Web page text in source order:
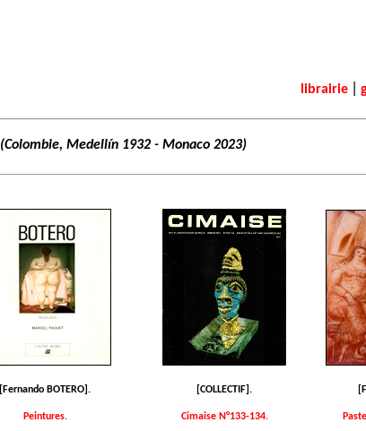
librairie
(Colombie, Medellín 1932 - Monaco 2023)
[Fernando BOTERO].
Peintures.
[COLLECTIF].
Cimaise N°133-134.